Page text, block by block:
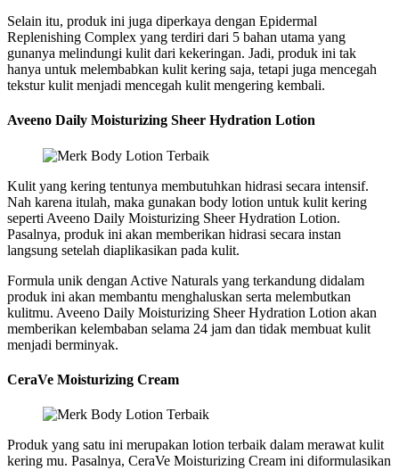
Selain itu, produk ini juga diperkaya dengan Epidermal
Replenishing Complex yang terdiri dari 5 bahan utama yang
gunanya melindungi kulit dari kekeringan. Jadi, produk ini tak
hanya untuk melembabkan kulit kering saja, tetapi juga mencegah
tekstur kulit menjadi mencegah kulit mengering kembali.
Aveeno Daily Moisturizing Sheer Hydration Lotion
Kulit yang kering tentunya membutuhkan hidrasi secara intensif.
Nah karena itulah, maka gunakan body lotion untuk kulit kering
seperti Aveeno Daily Moisturizing Sheer Hydration Lotion.
Pasalnya, produk ini akan memberikan hidrasi secara instan
langsung setelah diaplikasikan pada kulit.
Formula unik dengan Active Naturals yang terkandung didalam
produk ini akan membantu menghaluskan serta melembutkan
kulitmu. Aveeno Daily Moisturizing Sheer Hydration Lotion akan
memberikan kelembaban selama 24 jam dan tidak membuat kulit
menjadi berminyak.
CeraVe Moisturizing Cream
Produk yang satu ini merupakan lotion terbaik dalam merawat kulit
kering mu. Pasalnya, CeraVe Moisturizing Cream ini diformulasikan